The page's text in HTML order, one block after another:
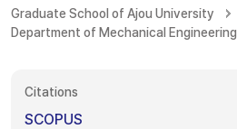
Graduate School of Ajou University
Department of Mechanical Engineering
Citations
SCOPUS